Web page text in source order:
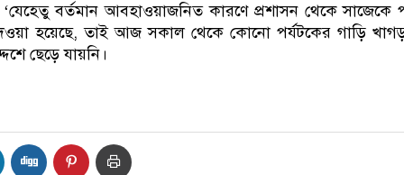
বর্তমান আবহাওয়াজনিত কারণে প্রশাসন থেকে সাজেকে
দেওয়া হয়েছে, তাই আজ সকাল থেকে কোনো পর্যটকের গাড়ি
ছেড়ে যায়নি।